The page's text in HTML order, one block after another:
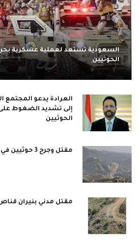
السعودية تستعد لعملية عسكرية
الحوثيين
العرادة يدعو المجتمع
إلى تشديد الضغوط
الحوثيين
مقتل وجرح 3 حوثيين في اشتباكات غرب تعز
مقتل مدني بنيران